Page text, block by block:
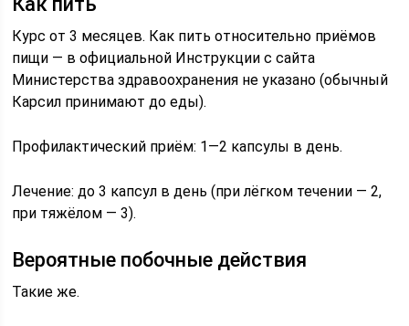
Курс от 3 месяцев. Как пить относительно приёмов
пищи — в официальной Инструкции с сайта
Министерства здравоохранения не указано (обычный
Карсил принимают до еды).
Профилактический приём: 1—2 капсулы в день.
Лечение: до 3 капсул в день (при лёгком течении — 2,
при тяжёлом — 3).
Вероятные побочные действия
Такие же.